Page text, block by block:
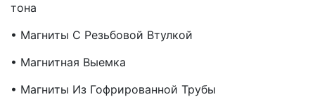
Тона
• Магниты С Резьбовой Втулкой
• Магнитная Выемка
• Магниты Из Гофрированной Трубы